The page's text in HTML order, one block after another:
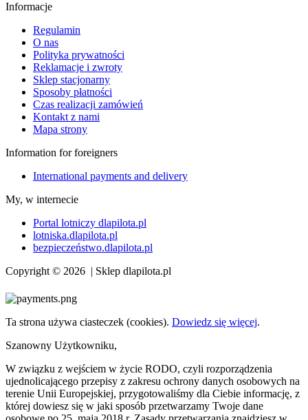
Informacje
Regulamin
O nas
Polityka prywatności
Reklamacje i zwroty
Sklep stacjonarny
Sposoby płatności
Czas realizacji zamówień
Kontakt z nami
Mapa strony
Information for foreigners
International payments and delivery
My, w internecie
Portal lotniczy dlapilota.pl
lotniska.dlapilota.pl
bezpieczeństwo.dlapilota.pl
Copyright © 2026 | Sklep dlapilota.pl
Ta strona używa ciasteczek (cookies). Dowiedz się więcej.
Szanowny Użytkowniku,
W związku z wejściem w życie RODO, czyli rozporządzenia
ujednolicającego przepisy z zakresu ochrony danych osobowych na
terenie Unii Europejskiej, przygotowaliśmy dla Ciebie informację, z
której dowiesz się w jaki sposób przetwarzamy Twoje dane